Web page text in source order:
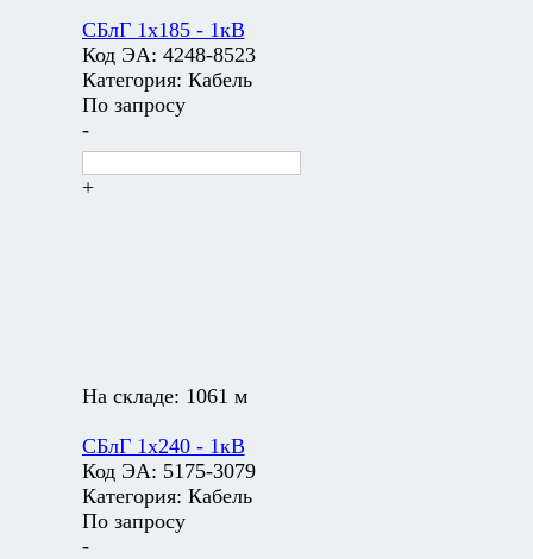
СБлГ 1х185 - 1кВ
Код ЭА: 4248-8523
Категория: Кабель
По запросу
-
+
На складе: 1061 м
СБлГ 1х240 - 1кВ
Код ЭА: 5175-3079
Категория: Кабель
По запросу
-